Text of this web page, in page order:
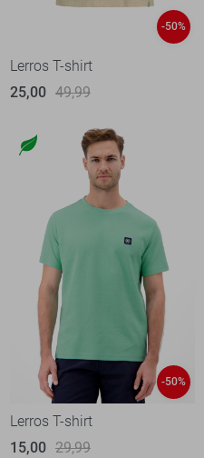
-50%
Lerros T-shirt
25,00 49,99
-50%
Lerros T-shirt
15,00 29,99